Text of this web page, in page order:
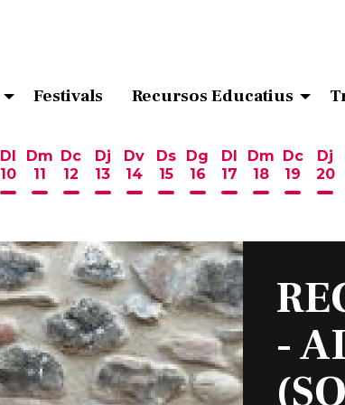
Festivals Recursos Educatius
d'agost
8 d'agost9 d'agost
Dl
10
Dilluns 10 d'agost
Dm
11
Dimarts 11 d'agost
Dc
12
Dimecres 12 d'agost
Dj
13
Dijous 13 d'agost
Dv
14
Divendres 14 d'agost
Ds
15
Dissabte 15 d'agost
Dg
16
Diumenge 16
Dl
17
Dilluns 17
Dm
18
Dimarts 18
Dc
19
Dj
20
-